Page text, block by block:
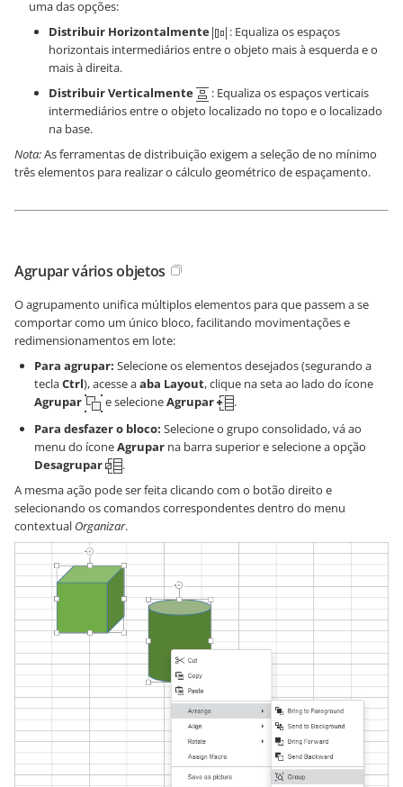
uma das opções:
Distribuir Horizontalmente
: Equaliza os espaços
horizontais intermediários entre o objeto mais à esquerda e o
mais à direita.
Distribuir Verticalmente
: Equaliza os espaços verticais
intermediários entre o objeto localizado no topo e o localizado
na base.
Nota:As ferramentas de distribuição exigem a seleção de no mínimo
três elementos para realizar o cálculo geométrico de espaçamento.
Agrupar vários objetos
O agrupamento unifica múltiplos elementos para que passem a se
comportar como um único bloco, facilitando movimentações e
redimensionamentos em lote:
Para agrupar: Selecione os elementos desejados (segurando a
teclaCtrl), acesse aaba Layout, clique na seta ao lado do ícone
Agrupar
e selecioneAgrupar
.
Para desfazer o bloco: Selecione o grupo consolidado, vá ao
menu do íconeAgrupar na barra superior e selecione a opção
Desagrupar
.
A mesma ação pode ser feita clicando com o botão direito e
selecionando os comandos correspondentes dentro do menu
contextual Organizar.